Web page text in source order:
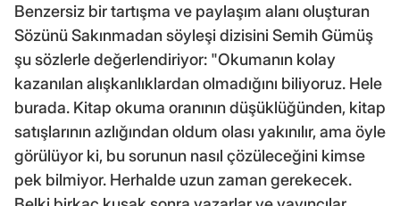
Benzersiz bir tartışma ve paylaşım alanı oluşturan
Sözünü Sakınmadan söyleşi dizisini Semih Gümüş
şu sözlerle değerlendiriyor: "Okumanın kolay
kazanılan alışkanlıklardan olmadığını biliyoruz. Hele
burada. Kitap okuma oranının düşüklüğünden, kitap
satışlarının azlığından oldum olası yakınılır, ama öyle
görülüyor ki, bu sorunun nasıl çözüleceğini kimse
pek bilmiyor. Herhalde uzun zaman gerekecek.